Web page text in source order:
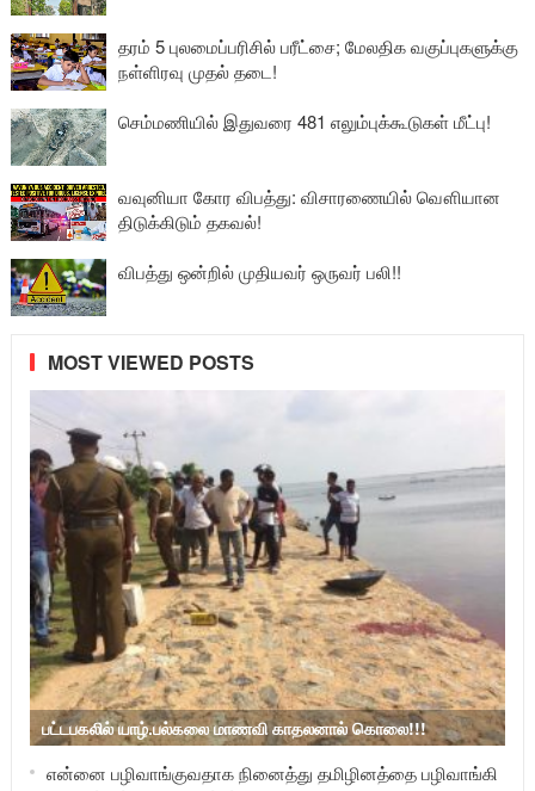
தரம் 5 புலமைப்பரிசில் பரீட்சை; மேலதிக வகுப்புகளுக்கு
நள்ளிரவு முதல் தடை!
செம்மணியில் இதுவரை 481 எலும்புக்கூடுகள் மீட்பு!
வவுனியா கோர விபத்து: விசாரணையில் வௌியான
திடுக்கிடும் தகவல்!
விபத்து ஒன்றில் முதியவர் ஒருவர் பலி!!
MOST VIEWED POSTS
பட்டபகலில் யாழ்.பல்கலை மாணவி காதலனால் கொலை!!!
என்னை பழிவாங்குவதாக நினைத்து தமிழினத்தை பழிவாங்கி